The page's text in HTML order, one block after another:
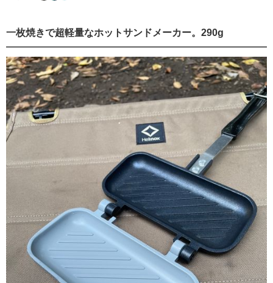
一枚焼きで超軽量なホットサンドメーカー。290g